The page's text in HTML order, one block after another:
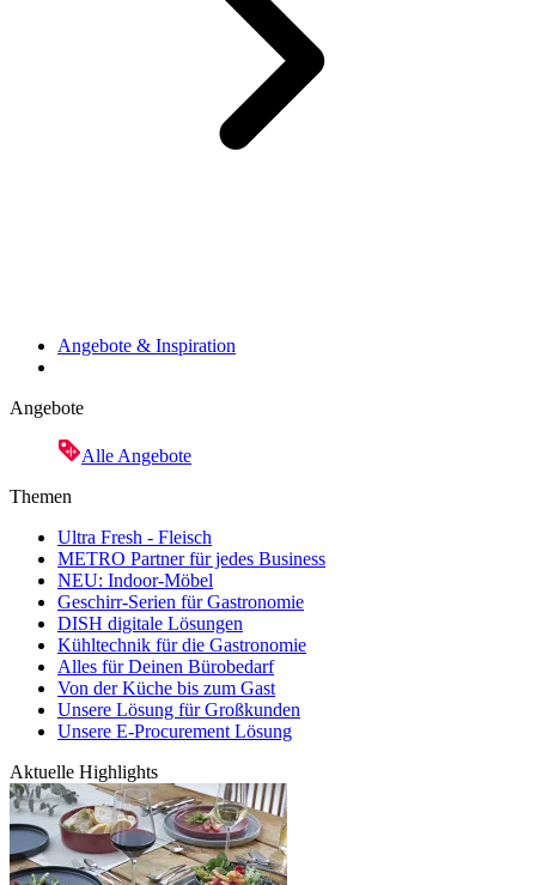
Angebote & Inspiration
Angebote
Alle Angebote
Themen
Ultra Fresh - Fleisch
METRO Partner für jedes Business
NEU: Indoor-Möbel
Geschirr-Serien für Gastronomie
DISH digitale Lösungen
Kühltechnik für die Gastronomie
Alles für Deinen Bürobedarf
Von der Küche bis zum Gast
Unsere Lösung für Großkunden
Unsere E-Procurement Lösung
Aktuelle Highlights